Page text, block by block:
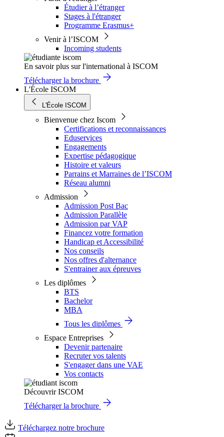
Étudier à l’étranger
Stages à l'étranger
Programme Erasmus+
Venir à l’ISCOM
Incoming students
En savoir plus sur l'international à ISCOM
Télécharger la brochure
L'École ISCOM
L'École ISCOM
Bienvenue chez Iscom
Certifications et reconnaissances
Eduservices
Engagements
Expertise pédagogique
Histoire et valeurs
Parrains et Marraines de l’ISCOM
Réseau alumni
Admission
Admission Post Bac
Admission Parallèle
Admission par VAP
Financez votre formation
Handicap et Accessibilité
Nos conseils
Nos offres d'alternance
S'entrainer aux épreuves
Les diplômes
BTS
Bachelor
MBA
Tous les diplômes
Espace Entreprises
Devenir partenaire
Recruter vos talents
S'engager dans une VAE
Vos contacts
Découvrir ISCOM
Télécharger la brochure
Téléchargez notre brochure